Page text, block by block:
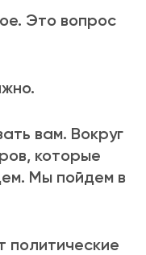
Это вопрос
вам. Вокруг
которые
Мы пойдем в
политические